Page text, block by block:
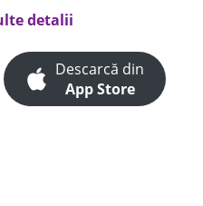
detalii
Descarcă din
App Store